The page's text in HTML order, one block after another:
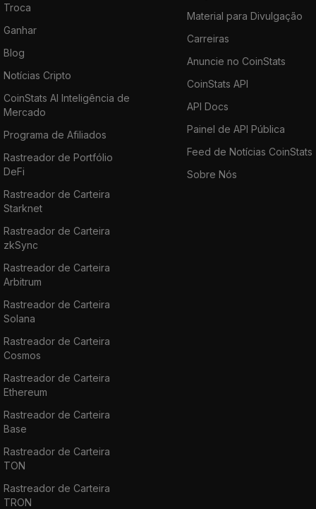
Troca
Ganhar
Blog
Notícias Cripto
CoinStats AI Inteligência de
Mercado
Programa de Afiliados
Rastreador de Portfólio
DeFi
Rastreador de Carteira
Starknet
Rastreador de Carteira
zkSync
Rastreador de Carteira
Arbitrum
Rastreador de Carteira
Solana
Rastreador de Carteira
Cosmos
Rastreador de Carteira
Ethereum
Rastreador de Carteira
Base
Rastreador de Carteira
TON
Rastreador de Carteira
TRON
Material para Divulgação
Carreiras
Anuncie no CoinStats
CoinStats API
API Docs
Painel de API Pública
Feed de Notícias CoinStats
Sobre Nós